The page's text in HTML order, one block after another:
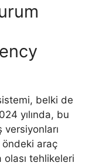
belki de
yılında, bu
öndeki araç
tehlikeleri